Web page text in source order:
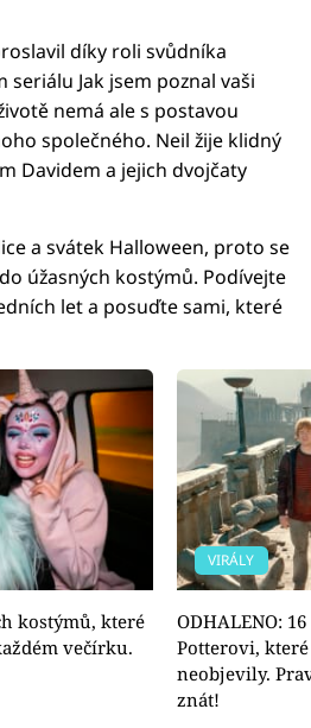
díky roli svůdníka
Jak jsem poznal vaši
nemá ale s postavou
společného. Neil žije klidný
Davidem a jejich dvojčaty
a svátek Halloween, proto se
úžasných kostýmů. Podívejte
let a posuďte sami, které
kostýmů, které
večírku.
VIRÁLY
ODHALENO:
Potterovi,
neobjevily.
znát!